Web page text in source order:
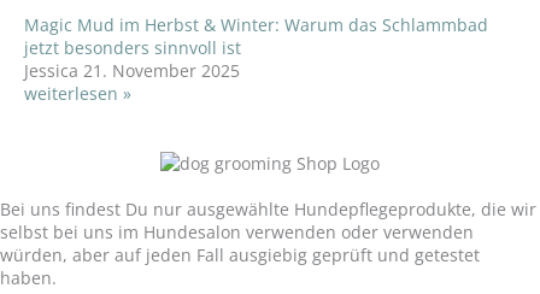
Magic Mud im Herbst & Winter: Warum das Schlammbad
jetzt besonders sinnvoll ist
Jessica 21. November 2025
weiterlesen »
Bei uns findest Du nur ausgewählte Hundepflegeprodukte, die wir
selbst bei uns im Hundesalon verwenden oder verwenden
würden, aber auf jeden Fall ausgiebig geprüft und getestet
haben.